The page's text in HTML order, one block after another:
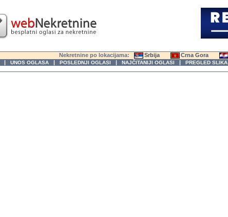
Nekretnine po lokacijama: Srbija Crna Gora
| UNOS OGLASA | POSLEDNJI OGLASI | NAJČITANIJI OGLASI | PREGLED SLIKA